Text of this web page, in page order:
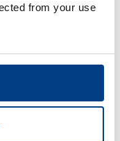
from your use